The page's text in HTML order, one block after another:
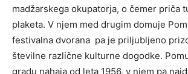
madžarskega okupatorja, o čemer priča
plaketa. V njem med drugim domuje
festivalna dvorana pa je priljubljeno
številne različne kulturne dogodke.
gradu nahaja od leta 1956, v njem pa